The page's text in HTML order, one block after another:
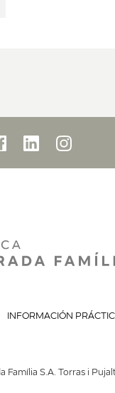
INFORMACIÓN
S.A. Torras i